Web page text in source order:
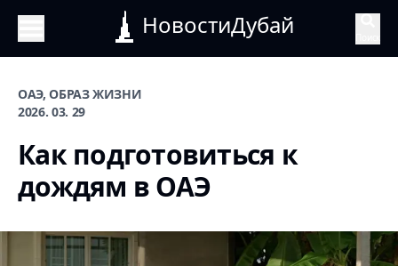
НовостиДубай
ОАЭ, ОБРАЗ ЖИЗНИ
2026. 03. 29
Как подготовиться к
дождям в ОАЭ